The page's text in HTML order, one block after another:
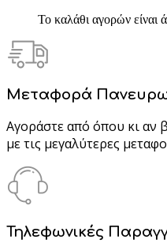
Το καλάθι αγορών είναι
Μεταφορά
Αγοράστε από όπου κι αν
με τις μεγαλύτερες
Τηλεφωνικές